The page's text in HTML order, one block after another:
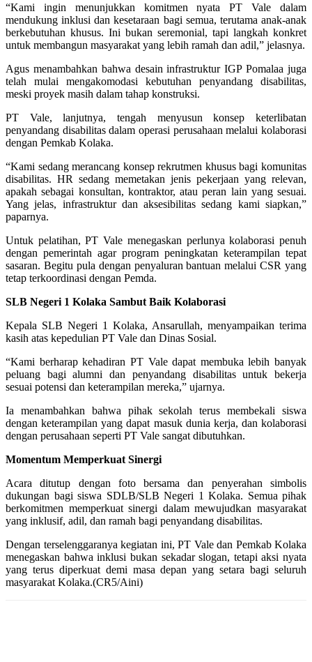
“Kami ingin menunjukkan komitmen nyata PT Vale dalam
mendukung inklusi dan kesetaraan bagi semua, terutama anak-anak
berkebutuhan khusus. Ini bukan seremonial, tapi langkah konkret
untuk membangun masyarakat yang lebih ramah dan adil,” jelasnya.
Agus menambahkan bahwa desain infrastruktur IGP Pomalaa juga
telah mulai mengakomodasi kebutuhan penyandang disabilitas,
meski proyek masih dalam tahap konstruksi.
PT Vale, lanjutnya, tengah menyusun konsep keterlibatan
penyandang disabilitas dalam operasi perusahaan melalui kolaborasi
dengan Pemkab Kolaka.
“Kami sedang merancang konsep rekrutmen khusus bagi komunitas
disabilitas. HR sedang memetakan jenis pekerjaan yang relevan,
apakah sebagai konsultan, kontraktor, atau peran lain yang sesuai.
Yang jelas, infrastruktur dan aksesibilitas sedang kami siapkan,”
paparnya.
Untuk pelatihan, PT Vale menegaskan perlunya kolaborasi penuh
dengan pemerintah agar program peningkatan keterampilan tepat
sasaran. Begitu pula dengan penyaluran bantuan melalui CSR yang
tetap terkoordinasi dengan Pemda.
SLB Negeri 1 Kolaka Sambut Baik Kolaborasi
Kepala SLB Negeri 1 Kolaka, Ansarullah, menyampaikan terima
kasih atas kepedulian PT Vale dan Dinas Sosial.
“Kami berharap kehadiran PT Vale dapat membuka lebih banyak
peluang bagi alumni dan penyandang disabilitas untuk bekerja
sesuai potensi dan keterampilan mereka,” ujarnya.
Ia menambahkan bahwa pihak sekolah terus membekali siswa
dengan keterampilan yang dapat masuk dunia kerja, dan kolaborasi
dengan perusahaan seperti PT Vale sangat dibutuhkan.
Momentum Memperkuat Sinergi
Acara ditutup dengan foto bersama dan penyerahan simbolis
dukungan bagi siswa SDLB/SLB Negeri 1 Kolaka. Semua pihak
berkomitmen memperkuat sinergi dalam mewujudkan masyarakat
yang inklusif, adil, dan ramah bagi penyandang disabilitas.
Dengan terselenggaranya kegiatan ini, PT Vale dan Pemkab Kolaka
menegaskan bahwa inklusi bukan sekadar slogan, tetapi aksi nyata
yang terus diperkuat demi masa depan yang setara bagi seluruh
masyarakat Kolaka.(CR5/Aini)